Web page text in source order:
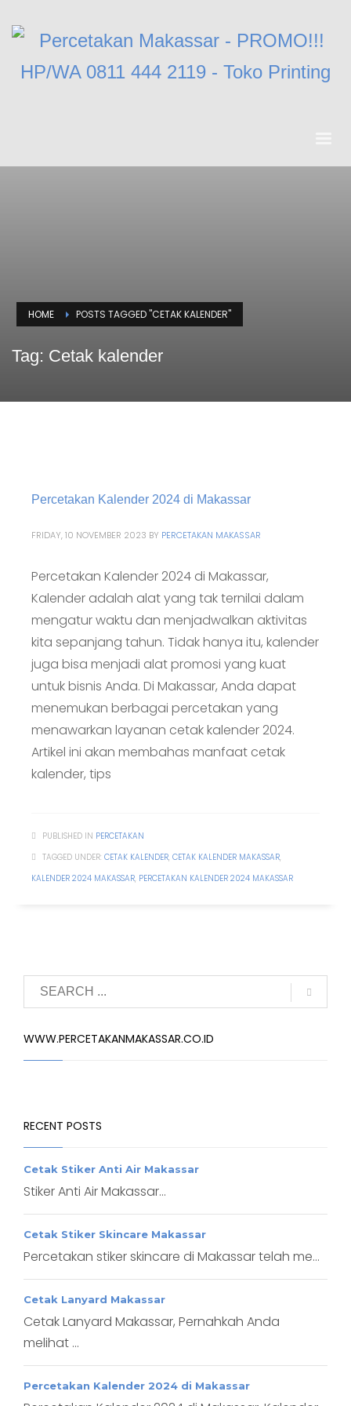
HOME POSTS TAGGED "CETAK KALENDER"
Tag: Cetak kalender
Percetakan Kalender 2024 di Makassar
FRIDAY, 10 NOVEMBER 2023 BY PERCETAKAN MAKASSAR
Percetakan Kalender 2024 di Makassar,
Kalender adalah alat yang tak ternilai dalam
mengatur waktu dan menjadwalkan aktivitas
kita sepanjang tahun. Tidak hanya itu, kalender
juga bisa menjadi alat promosi yang kuat
untuk bisnis Anda. Di Makassar, Anda dapat
menemukan berbagai percetakan yang
menawarkan layanan cetak kalender 2024.
Artikel ini akan membahas manfaat cetak
kalender, tips
PUBLISHED IN PERCETAKAN
TAGGED UNDER: CETAK KALENDER, CETAK KALENDER MAKASSAR,
KALENDER 2024 MAKASSAR, PERCETAKAN KALENDER 2024 MAKASSAR
WWW.PERCETAKANMAKASSAR.CO.ID
RECENT POSTS
Cetak Stiker Anti Air Makassar
Stiker Anti Air Makassar...
Cetak Stiker Skincare Makassar
Percetakan stiker skincare di Makassar telah me...
Cetak Lanyard Makassar
Cetak Lanyard Makassar, Pernahkah Anda
melihat ...
Percetakan Kalender 2024 di Makassar